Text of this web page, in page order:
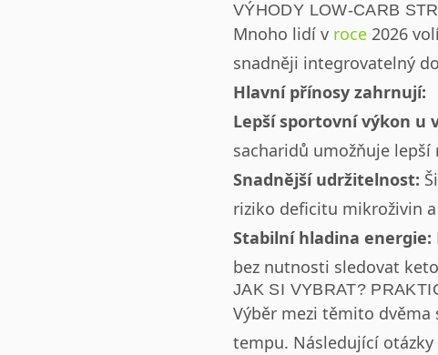
VÝHODY LOW-CARB
Mnoho lidí v roce 2026
snadněji integrovatelný
Hlavní přínosy zahrnují:
Lepší sportovní výkon u
sacharidů umožňuje
Snadnější udržitelnost:
riziko deficitu mikroživin
Stabilní hladina energie:
bez nutnosti sledovat
JAK SI VYBRAT?
Výběr mezi těmito
tempu. Následující